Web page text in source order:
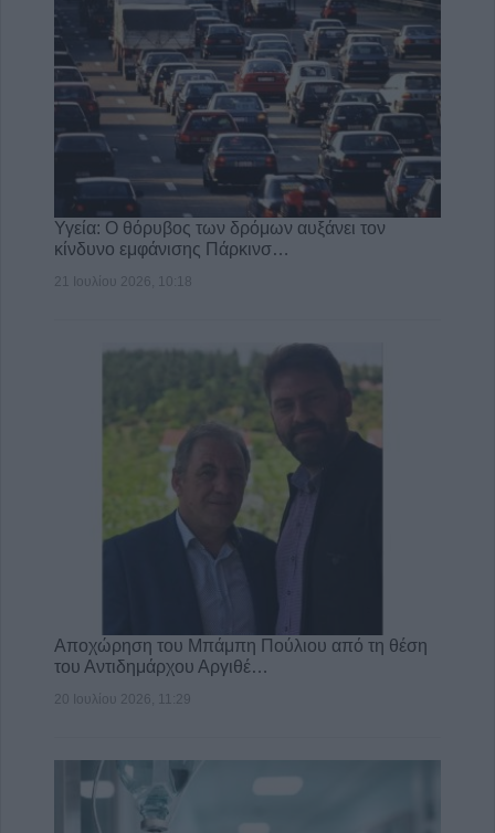
Υγεία: Ο θόρυβος των δρόμων αυξάνει τον
κίνδυνο εμφάνισης Πάρκινσ…
21 Ιουλίου 2026, 10:18
Αποχώρηση του Μπάμπη Πούλιου από τη θέση
του Αντιδημάρχου Αργιθέ…
20 Ιουλίου 2026, 11:29